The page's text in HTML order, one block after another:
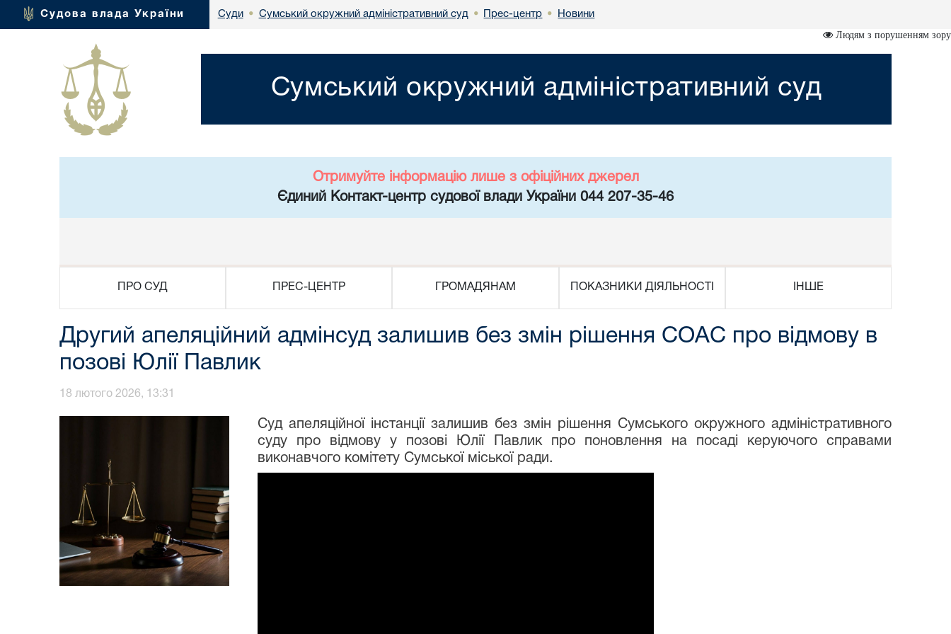
Судова влада України Суди • Сумський окружний адміністративний суд • Прес-центр • Новини
Людям з порушенням зору
Сумський окружний адміністративний суд
Отримуйте інформацію лише з офіційних джерел
Єдиний Контакт-центр судової влади України 044 207-35-46
ПРО СУД ПРЕС-ЦЕНТР ГРОМАДЯНАМ ПОКАЗНИКИ ДІЯЛЬНОСТІ ІНШЕ
Другий апеляційний адмінсуд залишив без змін рішення СОАС про відмову в
позові Юлії Павлик
18 лютого 2026, 13:31
Суд апеляційної інстанції залишив без змін рішення Сумського окружного адміністративного
суду про відмову у позові Юлії Павлик про поновлення на посаді керуючого справами
виконавчого комітету Сумської міської ради.